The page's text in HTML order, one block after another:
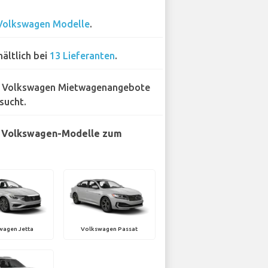
Modelle.
bei 13 Lieferanten.
Volkswagen Mietwagenangebote
Modelle zum
Jetta Volkswagen Passat